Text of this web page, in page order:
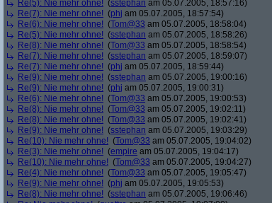
Re(5): Nie mehr ohne! (sstephan am 05.07.2005, 18:57:16)
Re(7): Nie mehr ohne! (phj am 05.07.2005, 18:57:54)
Re(6): Nie mehr ohne! (Tom@33 am 05.07.2005, 18:58:04)
Re(5): Nie mehr ohne! (sstephan am 05.07.2005, 18:58:26)
Re(8): Nie mehr ohne! (Tom@33 am 05.07.2005, 18:58:54)
Re(7): Nie mehr ohne! (sstephan am 05.07.2005, 18:59:07)
Re(7): Nie mehr ohne! (phj am 05.07.2005, 18:59:44)
Re(9): Nie mehr ohne! (sstephan am 05.07.2005, 19:00:16)
Re(9): Nie mehr ohne! (phj am 05.07.2005, 19:00:31)
Re(6): Nie mehr ohne! (Tom@33 am 05.07.2005, 19:00:53)
Re(8): Nie mehr ohne! (Tom@33 am 05.07.2005, 19:02:11)
Re(8): Nie mehr ohne! (Tom@33 am 05.07.2005, 19:02:41)
Re(9): Nie mehr ohne! (sstephan am 05.07.2005, 19:03:29)
Re(10): Nie mehr ohne! (Tom@33 am 05.07.2005, 19:04:02)
Re(3): Nie mehr ohne! (empire am 05.07.2005, 19:04:17)
Re(10): Nie mehr ohne! (Tom@33 am 05.07.2005, 19:04:27)
Re(4): Nie mehr ohne! (Tom@33 am 05.07.2005, 19:05:47)
Re(9): Nie mehr ohne! (phj am 05.07.2005, 19:05:53)
Re(8): Nie mehr ohne! (sstephan am 05.07.2005, 19:06:46)